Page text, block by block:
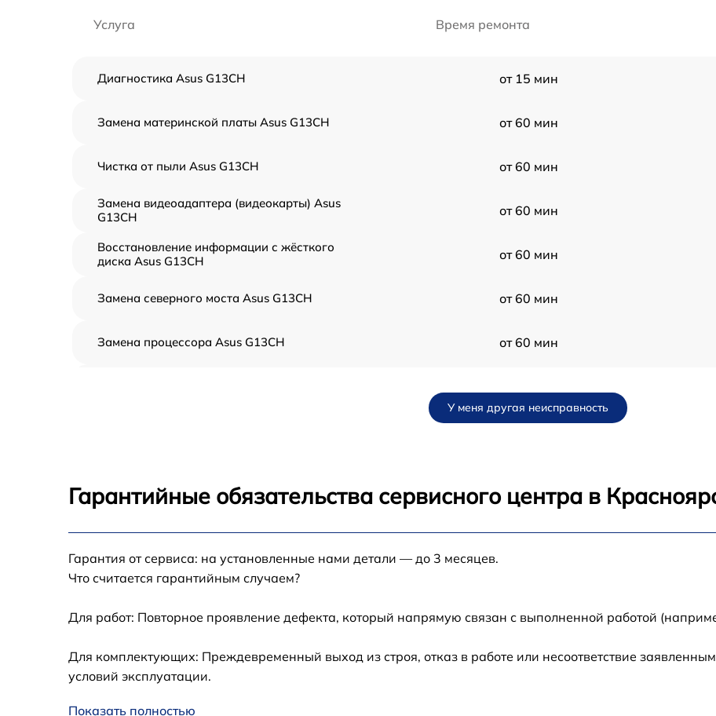
Услуга Время ремонта
Диагностика Asus G13CH от 15 мин
Замена материнской платы Asus G13CH от 60 мин
Чистка от пыли Asus G13CH от 60 мин
Замена видеоадаптера (видеокарты) Asus
G13CH
от 60 мин
Восстановление информации с жёсткого
диска Asus G13CH
от 60 мин
Замена северного моста Asus G13CH от 60 мин
Замена процессора Asus G13CH от 60 мин
Замена звуковой платы Asus G13CH
У меня другая неисправность
Гарантийные обязательства сервисного центра в
Гарантия от сервиса: на установленные нами детали — до 3 месяцев.
Что считается гарантийным случаем?
Для работ: Повторное проявление дефекта, который напрямую связан с выполненной работой
Для комплектующих: Преждевременный выход из строя, отказ в работе или несоответствие
условий эксплуатации.
Показать полностью